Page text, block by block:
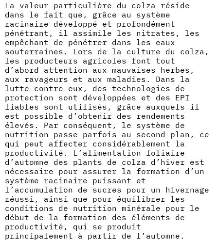
La valeur particulière du colza réside
dans le fait que, grâce au système
racinaire développé et profondément
pénétrant, il assimile les nitrates, les
empêchant de pénétrer dans les eaux
souterraines. Lors de la culture du colza,
les producteurs agricoles font tout
d’abord attention aux mauvaises herbes,
aux ravageurs et aux maladies. Dans la
lutte contre eux, des technologies de
protection sont développées et des EPI
fiables sont utilisés, grâce auxquels il
est possible d’obtenir des rendements
élevés. Par conséquent, le système de
nutrition passe parfois au second plan, ce
qui peut affecter considérablement la
productivité. L’alimentation foliaire
d’automne des plants de colza d’hiver est
nécessaire pour assurer la formation d’un
système racinaire puissant et
l’accumulation de sucres pour un hivernage
réussi, ainsi que pour équilibrer les
conditions de nutrition minérale pour le
début de la formation des éléments de
productivité, qui se produit
principalement à partir de l’automne.